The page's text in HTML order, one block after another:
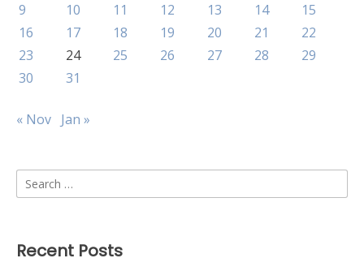
9
10 11 12 13 14
15
16
17 18 19 20 21
22
23
24 25 26 27 28
29
30
31
« Nov Jan »
Search
for:
Recent Posts